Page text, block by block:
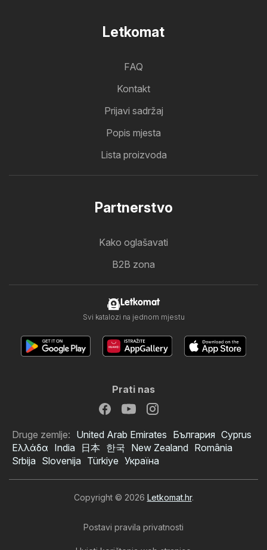
Letkomat
FAQ
Kontakt
Prijavi sadržaj
Popis mjesta
Lista proizvoda
Partnerstvo
Kako oglašavati
B2B zona
Letkomat
Svi katalozi na jednom mjestu
Prati nas
Druge zemlje: United Arab Emirates България Cyprus
Ελλάδα India 日本 한국 New Zealand România
Srbija Slovenija Türkiye Україна
Copyright © 2026 Letkomat.hr.
Postavi pravila privatnosti